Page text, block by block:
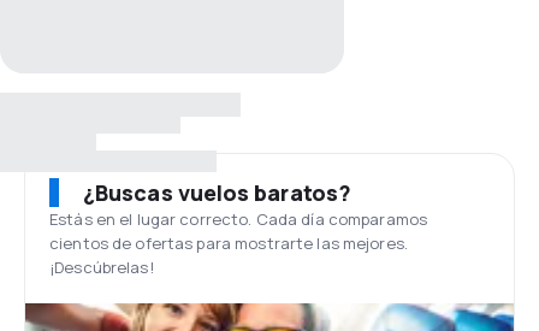
¿Buscas vuelos baratos?
Estás en el lugar correcto. Cada día comparamos
cientos de ofertas para mostrarte las mejores.
¡Descúbrelas!